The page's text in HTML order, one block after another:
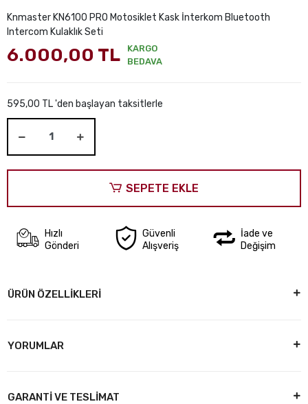
Knmaster KN6100 PRO Motosiklet Kask İnterkom Bluetooth
Intercom Kulaklık Seti
6.000,00 TL
KARGO
BEDAVA
595,00 TL 'den başlayan taksitlerle
SEPETE EKLE
Hızlı
Gönderi
Güvenli
Alışveriş
İade ve
Değişim
ÜRÜN ÖZELLİKLERİ
YORUMLAR
GARANTİ VE TESLİMAT